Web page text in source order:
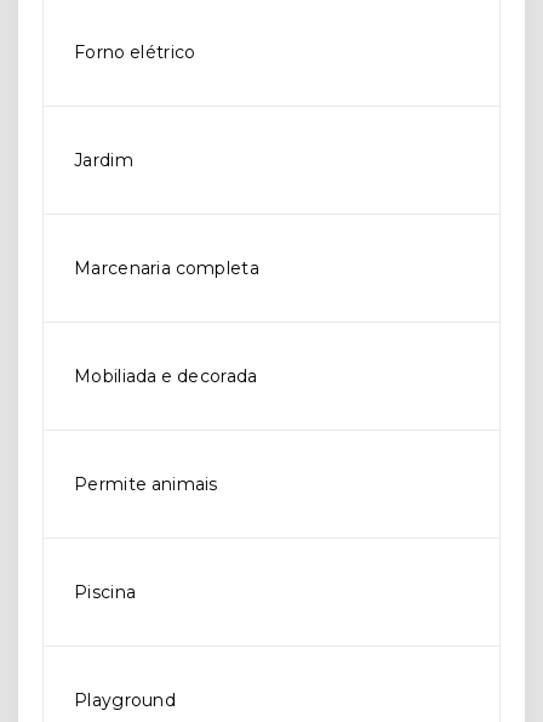
Forno elétrico
Jardim
Marcenaria completa
Mobiliada e decorada
Permite animais
Piscina
Playground